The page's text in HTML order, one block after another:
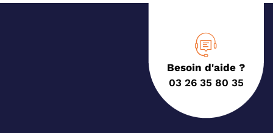
Besoin d'aide ?
03 26 35 80 35